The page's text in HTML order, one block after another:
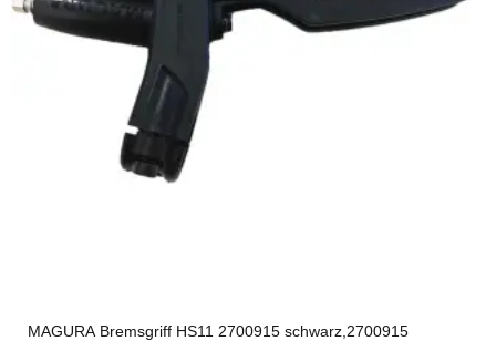
MAGURA Bremsgriff HS11 2700915 schwarz,2700915